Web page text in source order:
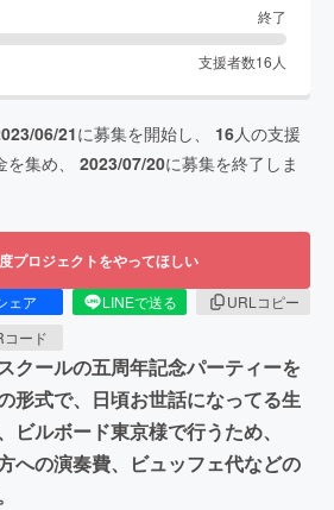
終了
支援者数16 人
06/21に募集を開始し、 16人の支援
を集め、 2023/07/20に募集を終了しま
プロジェクトをやってほしい
ェア LINEで送る
URLコピー
コード
クールの五周年記念パーティーを
形式で、日頃お世話になってる生
ビルボード東京様で行うため、
への演奏費、ビュッフェ代などの